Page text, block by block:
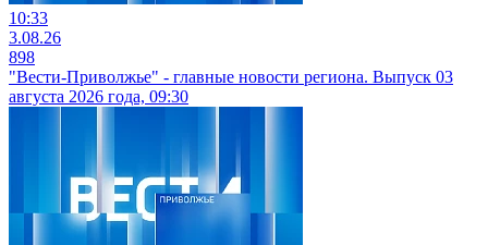
10:33
3.08.26
898
"Вести-Приволжье" - главные новости региона. Выпуск 03
августа 2026 года, 09:30